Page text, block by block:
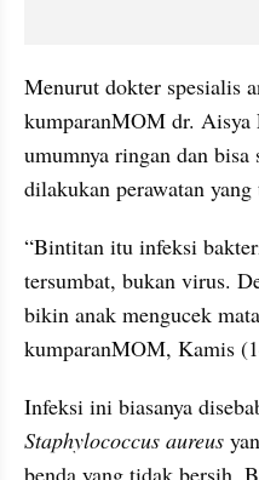
Menurut dokter spesialis
kumparanMOM dr.
umumnya ringan dan
dilakukan perawatan
“Bintitan itu infeksi
tersumbat, bukan virus.
bikin anak mengucek
kumparanMOM, Kamis
Staphylococcus aureus
benda yang tidak bersih.